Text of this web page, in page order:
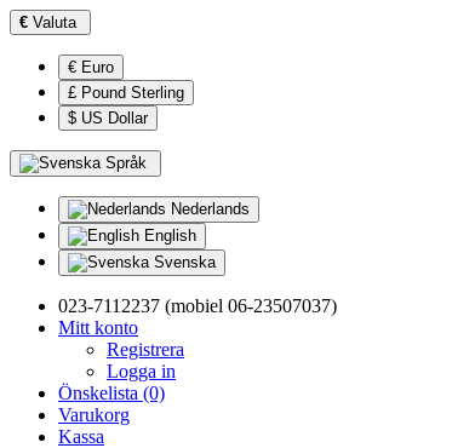
€ Valuta
€ Euro
£ Pound Sterling
$ US Dollar
Språk
Nederlands
English
Svenska
023-7112237 (mobiel 06-23507037)
Mitt konto
Registrera
Logga in
Önskelista (0)
Varukorg
Kassa